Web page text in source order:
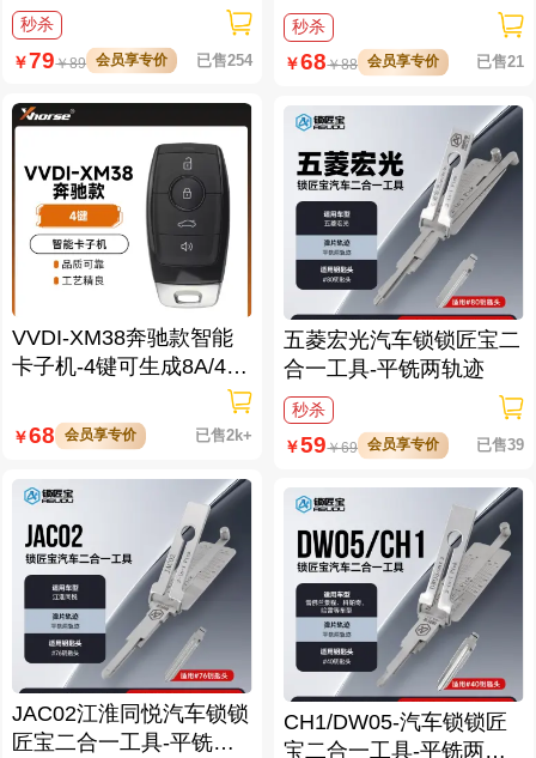
秒杀
￥79￥89 会员享专价 已售254
VVDI-XM38奔驰款智能
卡子机-4键可生成8A/4D/
46/47/49/4A/MQB48/MQ
B49等
￥68 会员享专价 已售2k+
JAC02江淮同悦汽车锁锁
匠宝二合一工具-平铣两
功夹 锁具架子
秒杀
￥68￥88 会员享专价 已售21
五菱宏光汽车锁锁匠宝二
合一工具-平铣两轨迹
秒杀
￥59￥69 会员享专价 已售39
CH1/DW05-汽车锁锁匠
宝二合一工具-平铣两轨